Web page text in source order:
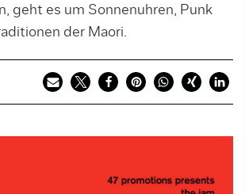
geht es um Sonnenuhren, Punk
der Maori.